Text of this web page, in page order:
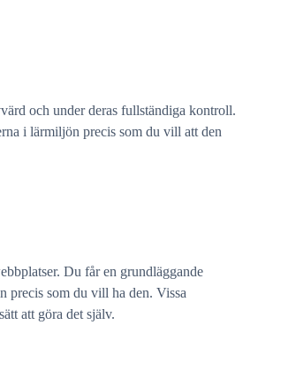
och under deras fullständiga kontroll.
i lärmiljön precis som du vill att den
Du får en grundläggande
precis som du vill ha den. Vissa
att göra det själv.